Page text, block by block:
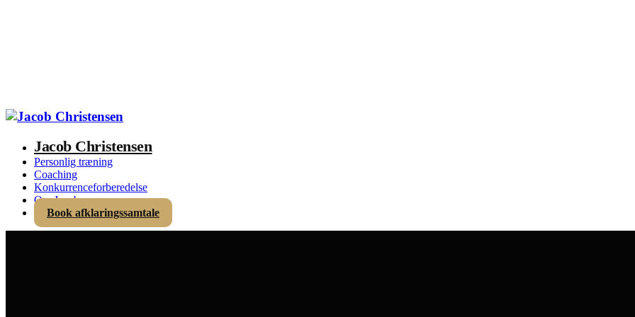
Jacob Christensen
Personlig træning
Coaching
Konkurrenceforberedelse
Om Jacob
Book afklaringssamtale